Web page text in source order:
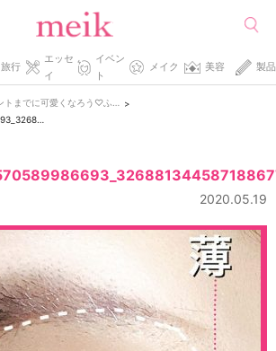
旅行
エッセ
イ
イベン
ト
メイク 美容 製品
>
92693550_838570589986693_3268813445871886773_n
2020.05.19